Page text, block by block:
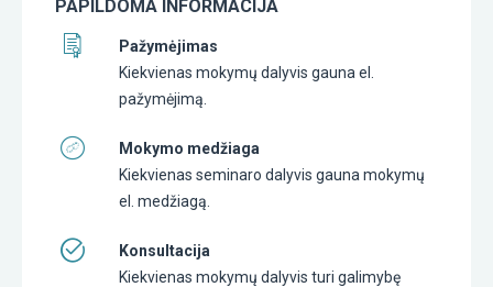
PAPILDOMA INFORMACIJA
Pažymėjimas
Kiekvienas mokymų dalyvis gauna el.
pažymėjimą.
Mokymo medžiaga
Kiekvienas seminaro dalyvis gauna mokymų
el. medžiagą.
Konsultacija
Kiekvienas mokymų dalyvis turi galimybę